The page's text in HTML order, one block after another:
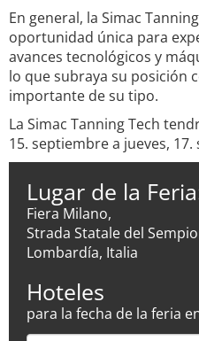
En general, la Simac
oportunidad única para
avances tecnológicos y
lo que subraya su posición
importante de su tipo.
La Simac Tanning Tech
15. septiembre a jueves,
Lugar de la
Fiera Milano,
Strada Statale del
Lombardía, Italia
Hoteles
para la fecha de la feria